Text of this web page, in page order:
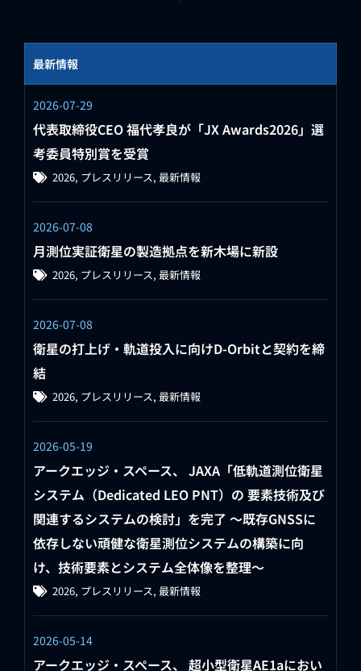
最新情報
2026-07-29
代表取締役CEO 福代孝良が「JX Awards2026」選
考委員特別賞を受賞
2026, プレスリリース, 最新情報
2026-07-08
月測位実証衛星の製造拠点を新木場に新設
2026, プレスリリース, 最新情報
2026-07-08
衛星の打上げ・軌道投入に向けD-Orbitと契約を締
結
2026, プレスリリース, 最新情報
2026-05-19
アークエッジ・スペース、 JAXA「低軌道測位衛星
システム（Dedicated LEO PNT）の 要素技術及び
関連するシステムの検討」を完了 ～既存GNSSに
依存しない頑健な衛星測位システムの構築に向
け、技術要素とシステム全体像を整理～
2026, プレスリリース, 最新情報
2026-05-14
アークエッジ・スペース、 超小型衛星AE1aにおい